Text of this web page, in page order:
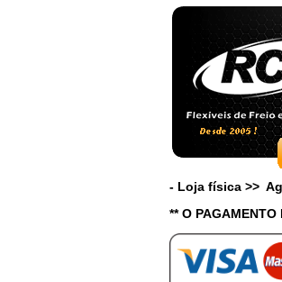
- Loja física >>
** O PAGAMENTO